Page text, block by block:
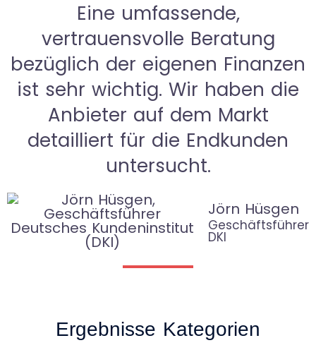
Eine umfassende,
vertrauensvolle Beratung
bezüglich der eigenen Finanzen
ist sehr wichtig. Wir haben die
Anbieter auf dem Markt
detailliert für die Endkunden
untersucht.
Jörn Hüsgen
Geschäftsführer
DKI
Ergebnisse Kategorien